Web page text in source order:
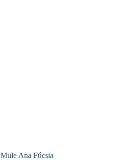
Mule Ana Fúcsia